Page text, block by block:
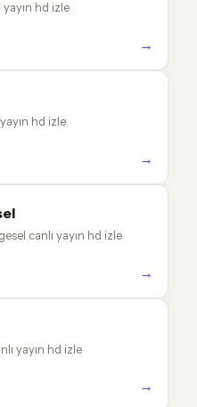
yayın hd izle
→
hd izle
→
canlı yayın hd izle
→
yayın hd izle
→